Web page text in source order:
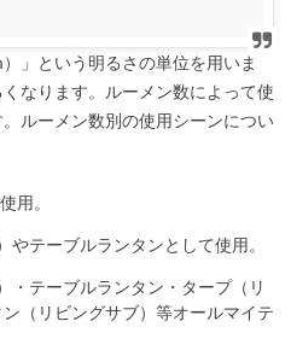
」という明るさの単位を用いま
なります。ルーメン数によって使
ルーメン数別の使用シーンについ
用。
テーブルランタンとして使用。
・テーブルランタン・タープ（リ
（リビングサブ）等オールマイテ